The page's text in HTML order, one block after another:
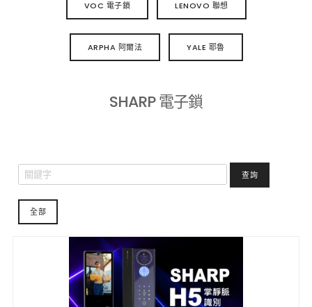
VOC 電子鎖 LENOVO 聯想
ARPHA 阿爾法 YALE 耶魯
SHARP 電子鎖
查詢
全部